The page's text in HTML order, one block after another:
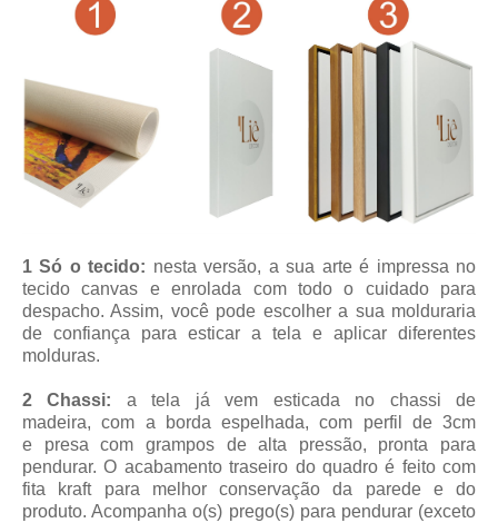
1 Só o tecido: nesta versão, a sua arte é impressa no
tecido canvas e enrolada com todo o cuidado para
despacho. Assim, você pode escolher a sua molduraria
de confiança para esticar a tela e aplicar diferentes
molduras.
2 Chassi: a tela já vem esticada no chassi de
madeira, com a borda espelhada, com perfil de 3cm
e presa com grampos de alta pressão, pronta para
pendurar. O acabamento traseiro do quadro é feito com
fita kraft para melhor conservação da parede e do
produto. Acompanha o(s) prego(s) para pendurar (exceto